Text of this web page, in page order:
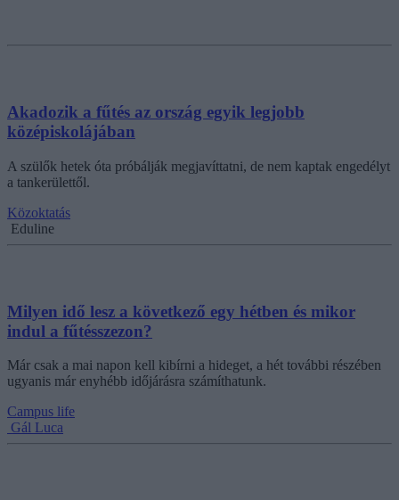
Akadozik a fűtés az ország egyik legjobb
középiskolájában
A szülők hetek óta próbálják megjavíttatni, de nem kaptak engedélyt
a tankerülettől.
Közoktatás
Eduline
Milyen idő lesz a következő egy hétben és mikor
indul a fűtésszezon?
Már csak a mai napon kell kibírni a hideget, a hét további részében
ugyanis már enyhébb időjárásra számíthatunk.
Campus life
Gál Luca